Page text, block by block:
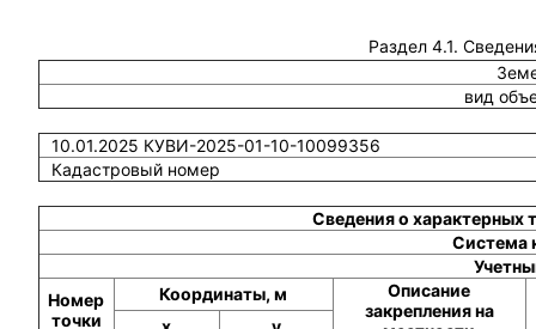
Раздел 4.1.
вид
10.01.2025 КУВИ-2025-01-10-10099356
Кадастровый номер
Сведения о характерных
Система
Номер
точки
Координаты, м
Описание
закрепления на